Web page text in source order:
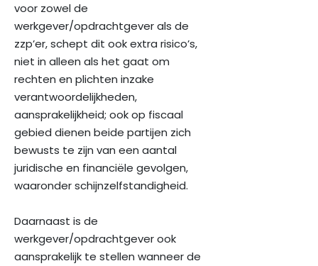
voor zowel de
werkgever/opdrachtgever als de
zzp’er, schept dit ook extra risico’s,
niet in alleen als het gaat om
rechten en plichten inzake
verantwoordelijkheden,
aansprakelijkheid; ook op fiscaal
gebied dienen beide partijen zich
bewusts te zijn van een aantal
juridische en financiële gevolgen,
waaronder schijnzelfstandigheid.
Daarnaast is de
werkgever/opdrachtgever ook
aansprakelijk te stellen wanneer de